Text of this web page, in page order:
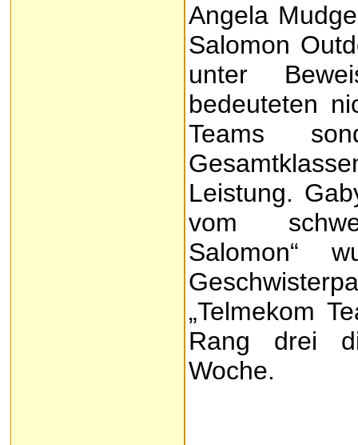
Angela
Salomon
unter
bedeuteten
Teams
Leistung.
vom
Salomon“
„Telmekom
Rang drei
Woche.